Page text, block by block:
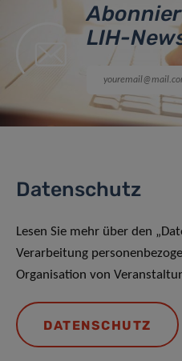
LIH-
Datenschutz
Lesen Sie mehr über den
Verarbeitung
Organisation von
DATENSCHUTZ